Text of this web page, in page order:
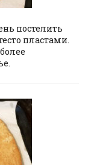
постелить
пластами.